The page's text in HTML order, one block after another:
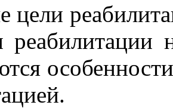
цели
реабилитации